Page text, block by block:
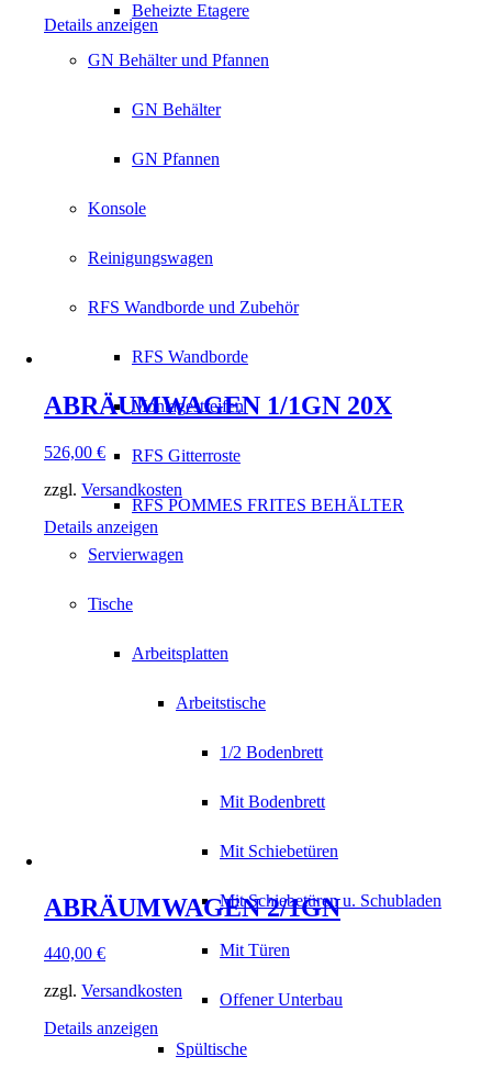
Beheizte Etagere
GN Behälter und Pfannen
GN Behälter
GN Pfannen
Konsole
Reinigungswagen
RFS Wandborde und Zubehör
RFS Wandborde
Montagestreifen
RFS Gitterroste
RFS POMMES FRITES BEHÄLTER
Servierwagen
Tische
Arbeitsplatten
Arbeitstische
1/2 Bodenbrett
Mit Bodenbrett
Mit Schiebetüren
Mit Schiebetüren u. Schubladen
Mit Türen
Offener Unterbau
Spültische
Details anzeigen
ABRÄUMWAGEN 1/1GN 20X
526,00 €
zzgl. Versandkosten
Details anzeigen
ABRÄUMWAGEN 2/1GN
440,00 €
zzgl. Versandkosten
Details anzeigen